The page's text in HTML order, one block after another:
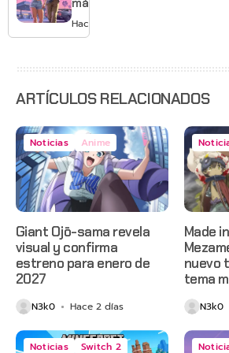
más de
GTA 6 en
agosto
Hace 3 días
ARTÍCULOS RELACIONADOS
Noticias Anime
Giant Ojō-sama revela
visual y confirma
estreno para enero de
2027
N3k0 Hace 2 días
Made
nuevo
tema
N3k0
Noticias Switch 2